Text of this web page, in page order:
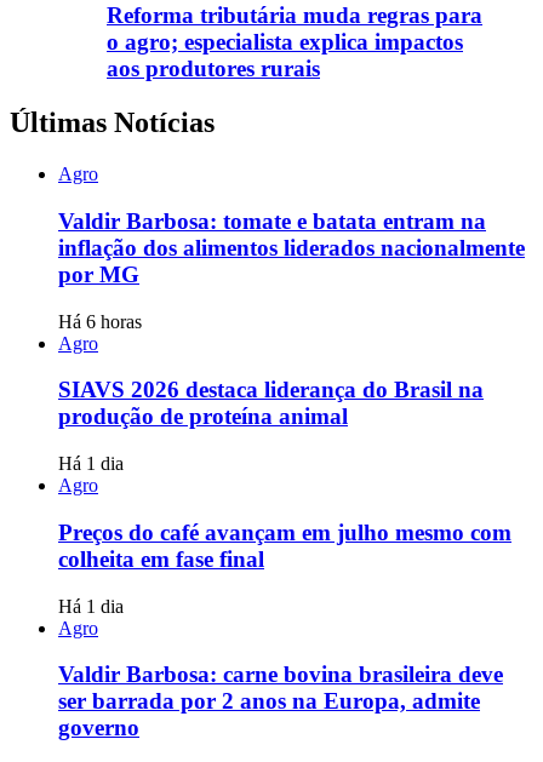
Reforma tributária muda regras para
o agro; especialista explica impactos
aos produtores rurais
Últimas Notícias
Agro
Valdir Barbosa: tomate e batata entram na
inflação dos alimentos liderados nacionalmente
por MG
Há 6 horas
Agro
SIAVS 2026 destaca liderança do Brasil na
produção de proteína animal
Há 1 dia
Agro
Preços do café avançam em julho mesmo com
colheita em fase final
Há 1 dia
Agro
Valdir Barbosa: carne bovina brasileira deve
ser barrada por 2 anos na Europa, admite
governo